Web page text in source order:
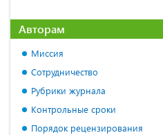
Авторам
Миссия
Сотрудничество
Рубрики журнала
Контрольные сроки
Порядок рецензирования